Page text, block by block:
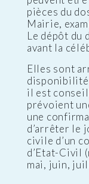
pièces du
Mairie,
Le dépôt du
avant la
Elles sont
disponibilité
il est
prévoient
une
d’arrêter le
civile d’un
d’Etat-Civil
mai, juin,